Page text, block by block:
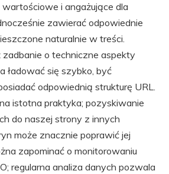
i angażujące dla
zawierać odpowiednie
naturalnie w treści.
o techniczne aspekty
ładować się szybko, być
odpowiednią strukturę URL.
istotna praktyka; pozyskiwanie
do naszej strony z innych
może znacznie poprawić jej
zapominać o monitorowaniu
regularna analiza danych pozwala